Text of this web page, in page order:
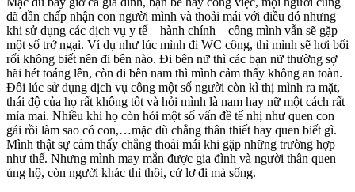
đã dần chấp nhận con người mình và thoải mái với điều đó nhưng
khi sử dụng các dịch vụ y tế – hành chính – công mình vẫn sẽ gặp
một số trở ngại. Ví dụ như lúc mình đi WC công, thì mình sẽ hơi bối
rối không biết nên đi bên nào. Đi bên nữ thì các bạn nữ thường sợ
hãi hét toáng lên, còn đi bên nam thì mình cảm thấy không an toàn.
Đôi lúc sử dụng dịch vụ công một số người còn kì thị mình ra mặt,
thái độ của họ rất không tốt và hỏi mình là nam hay nữ một cách rất
mỉa mai. Nhiều khi họ còn hỏi một số vấn đề tế nhị như quen con
gái rồi làm sao có con,…mặc dù chẳng thân thiết hay quen biết gì.
Mình thật sự cảm thấy chẳng thoải mái khi gặp những trường hợp
như thế. Nhưng mình may mắn được gia đình và người thân quen
ủng hộ, còn người khác thì thôi, cứ lơ đi mà sống.